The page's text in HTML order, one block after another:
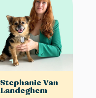
Stephanie Van
Landeghem